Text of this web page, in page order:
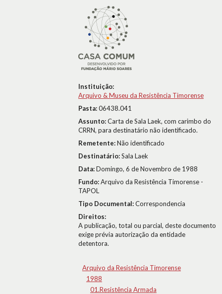
Instituição:
Arquivo & Museu da Resistência Timorense
Pasta:06438.041
Assunto:Carta de Sala Laek, com carimbo do
CRRN, para destinatário não identificado.
Remetente:Não identificado
Destinatário:Sala Laek
Data:Domingo, 6 de Novembro de 1988
Fundo:Arquivo da Resistência Timorense -
TAPOL
Tipo Documental:Correspondencia
Direitos:
A publicação, total ou parcial, deste documento
exige prévia autorização da entidade
detentora.
Arquivo da Resistência Timorense
1988
01.Resistência Armada